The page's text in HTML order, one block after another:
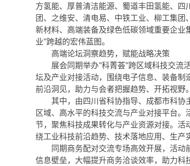
方氢能、厚普清洁能源、蜀道丰田氢能、
团、之维安、清电易、中铁工业、柳工集团
新材料、高端装备及绿色低碳领域重要企
业"跨越的宏伟蓝图。
高端论坛洞察趋势，赋能战略决策
展会同期举办"科菁荟"跨区域科技交流活
坛及产业对接活动，围绕电子信息、装备
前沿洞见，助力与会者把握趋势、开拓视野。
其中，由四川省科协指导、成都市科协
区域、高水平的科技交流与产业对接平台
节，聚焦科技成果转化与产业资源对接。
绕工业科技前沿趋势、技术落地应用、生产
同期商务配对交流专场高效开展，活动
信息壁垒，大幅提升商务洽谈效率，助力科